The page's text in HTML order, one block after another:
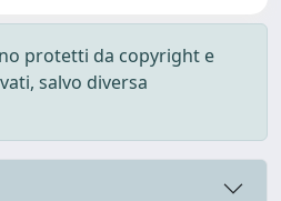
protetti da copyright e
salvo diversa